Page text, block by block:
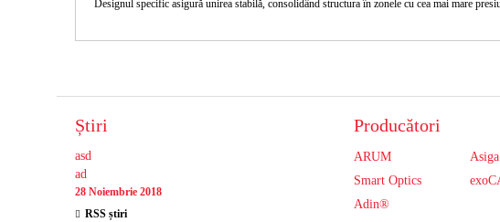
Designul specific asigură unirea stabilă, consolidând structura în zonele cu cea mai mare
Știri
asd
ad
28 Noiembrie 2018
RSS știri
Producători
ARUM
Asiga
Smart Optics
Adin®